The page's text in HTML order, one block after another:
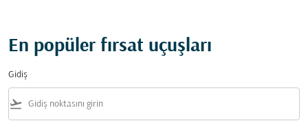
En popüler fırsat uçuşları
Gidiş
flight_takeoff